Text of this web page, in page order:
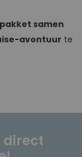
samen
avontuur te
direct